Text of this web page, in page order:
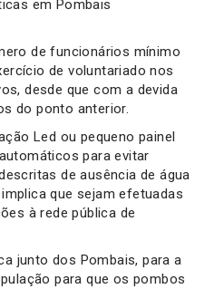
em Pombais
de funcionários mínimo
de voluntariado nos
desde que com a devida
do ponto anterior.
Led ou pequeno painel
para evitar
de ausência de água
que sejam efetuadas
à rede pública de
junto dos Pombais, para a
para que os pombos